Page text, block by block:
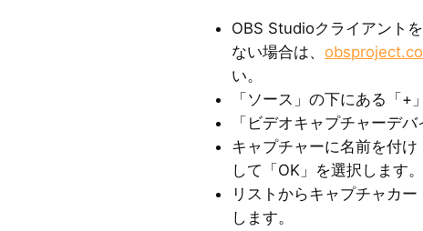
OBS Studioクライアント
ない場合は、
い。
「ソース」の下にある「+
「ビデオキャプチャーデ
キャプチャーに名前を付
して「OK」を選択します。
リストからキャプチャカ
します。